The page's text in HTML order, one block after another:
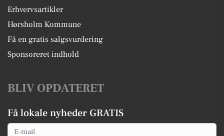
Erhvervsartikler
Hørsholm Kommune
Få en gratis salgsvurdering
Sponsoreret indhold
BLIV OPDATERET
Få lokale nyheder GRATIS
Email